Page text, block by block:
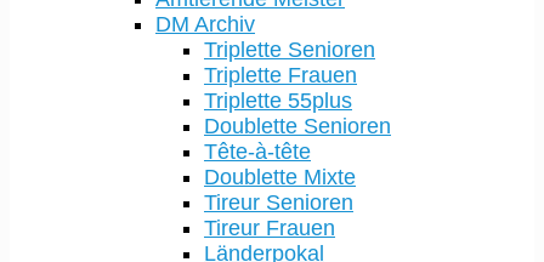
DM Archiv
Triplette Senioren
Triplette Frauen
Triplette 55plus
Doublette Senioren
Tête-à-tête
Doublette Mixte
Tireur Senioren
Tireur Frauen
Länderpokal